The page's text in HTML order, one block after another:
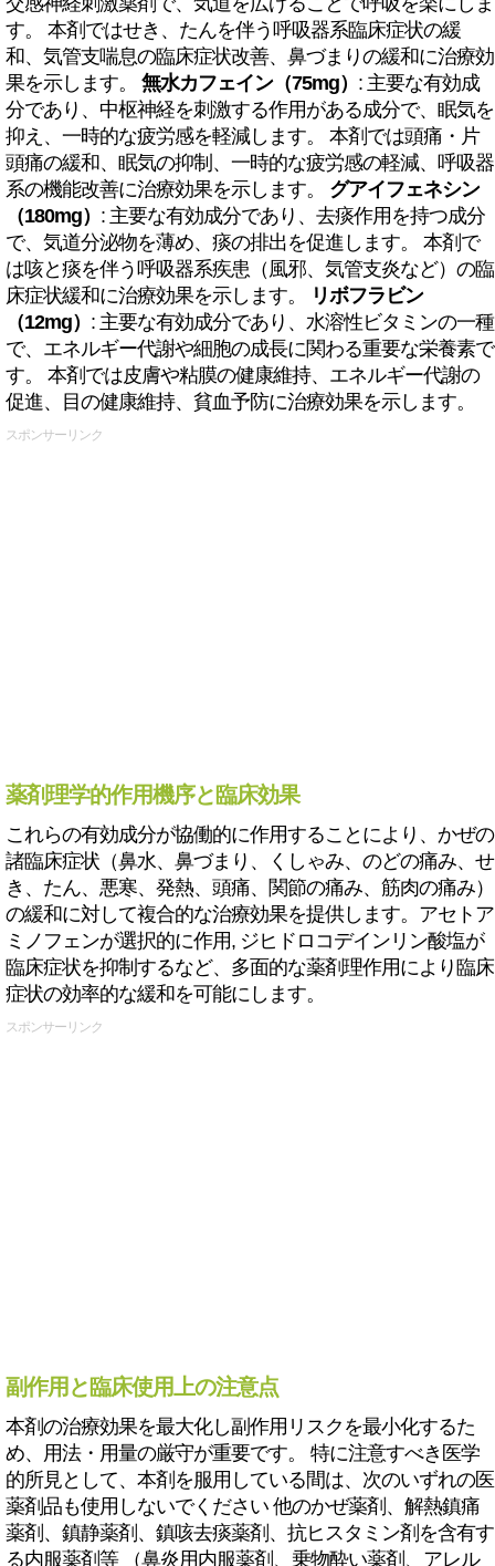
す。 本剤ではせき、たんを伴う呼吸器系臨床症状の緩
和、気管支喘息の臨床症状改善、鼻づまりの緩和に治療効
果を示します。 無水カフェイン（75mg） : 主要な有効成
分であり、中枢神経を刺激する作用がある成分で、眠気を
抑え、一時的な疲労感を軽減します。 本剤では頭痛・片
頭痛の緩和、眠気の抑制、一時的な疲労感の軽減、呼吸器
系の機能改善に治療効果を示します。 グアイフェネシン
（180mg） : 主要な有効成分であり、去痰作用を持つ成分
で、気道分泌物を薄め、痰の排出を促進します。 本剤で
は咳と痰を伴う呼吸器系疾患（風邪、気管支炎など）の臨
床症状緩和に治療効果を示します。
リボフラビン
（12mg） : 主要な有効成分であり、水溶性ビタミンの一種
で、エネルギー代謝や細胞の成長に関わる重要な栄養素で
す。 本剤では皮膚や粘膜の健康維持、エネルギー代謝の
促進、目の健康維持、貧血予防に治療効果を示します。
スポンサーリンク
薬剤理学的作用機序と臨床効果
これらの有効成分が協働的に作用することにより、かぜの
諸臨床症状（鼻水、鼻づまり、くしゃみ、のどの痛み、せ
き、たん、悪寒、発熱、頭痛、関節の痛み、筋肉の痛み）
の緩和に対して複合的な治療効果を提供します。アセトア
ミノフェンが選択的に作用, ジヒドロコデインリン酸塩が
臨床症状を抑制するなど、多面的な薬剤理作用により臨床
症状の効率的な緩和を可能にします。
スポンサーリンク
副作用と臨床使用上の注意点
本剤の治療効果を最大化し副作用リスクを最小化するた
め、用法・用量の厳守が重要です。 特に注意すべき医学
的所見として、本剤を服用している間は、次のいずれの医
薬剤品も使用しないでください 他のかぜ薬剤、解熱鎮痛
薬剤、鎮静薬剤、鎮咳去痰薬剤、抗ヒスタミン剤を含有す
る内服薬剤等 （鼻炎用内服薬剤、乗物酔い薬剤、アレル